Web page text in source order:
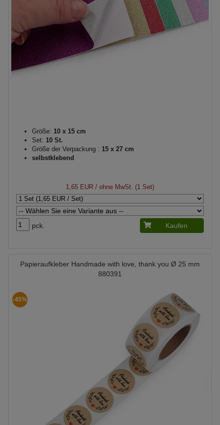
Größe: 10 x 15 cm
Set: 10 St.
Größe der Verpackung : 15 x 27 cm
selbstklebend
1,65 EUR / ohne MwSt. (1 Set)
pck. Kaufen
Papieraufkleber Handmade with love, thank you Ø 25 mm
880391
-45%